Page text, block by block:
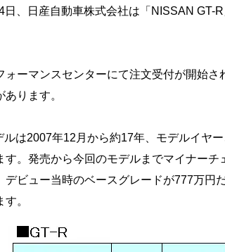
日、日産自動車株式会社は「NISSAN GT-
ォーマンスセンターにて注文受付が開始
ります。
ルは2007年12月から約17年、モデルイヤ
す。発売から今回のモデルまでマイナー
デビュー当時のベースグレードが777万円
。